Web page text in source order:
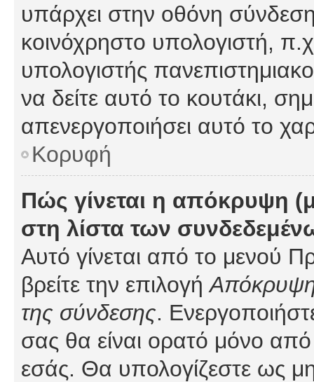
υπάρχει στην οθόνη
κοινόχρηστο υπολογιστή,
υπολογιστής
να δείτε αυτό το κουτάκι,
απενεργοποιήσει αυτό το
Κορυφή
Πώς γίνεται η απόκρυψη
στη λίστα των
Αυτό γίνεται από το μενού
βρείτε την επιλογήΑπόκρυψη
της σύνδεσης.
σας θα είναι ορατό μόνο από
εσάς. Θα υπολογίζεστε ως